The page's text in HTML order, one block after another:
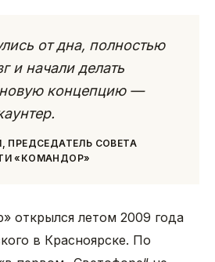
от дна, полностью
и начали делать
концепцию —
ПРЕДСЕДАТЕЛЬ СОВЕТА
«КОМАНДОР»
открылся летом 2009 года
в Красноярске. По